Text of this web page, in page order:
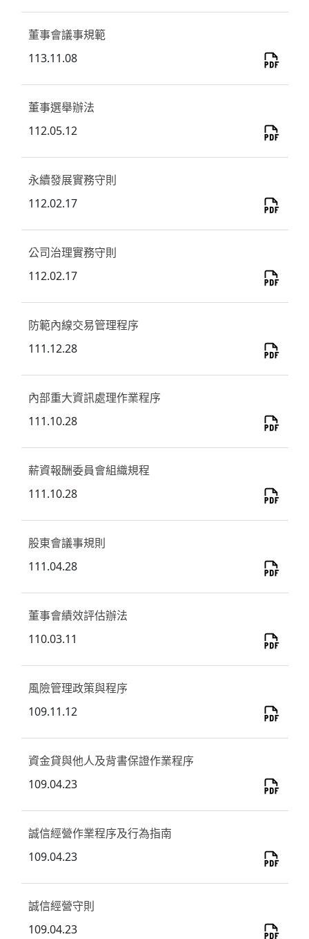
董事會議事規範
113.11.08
董事選舉辦法
112.05.12
永續發展實務守則
112.02.17
公司治理實務守則
112.02.17
防範內線交易管理程序
111.12.28
內部重大資訊處理作業程序
111.10.28
薪資報酬委員會組織規程
111.10.28
股東會議事規則
111.04.28
董事會績效評估辦法
110.03.11
風險管理政策與程序
109.11.12
資金貸與他人及背書保證作業程序
109.04.23
誠信經營作業程序及行為指南
109.04.23
誠信經營守則
109.04.23